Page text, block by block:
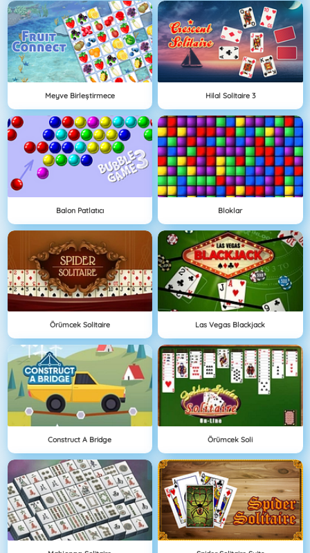
Meyve Birleştirmece Hilal Solitaire 3
Balon Patlatıcı Bloklar
Örümcek Solitaire Las Vegas Blackjack
Construct A Bridge Örümcek Soli